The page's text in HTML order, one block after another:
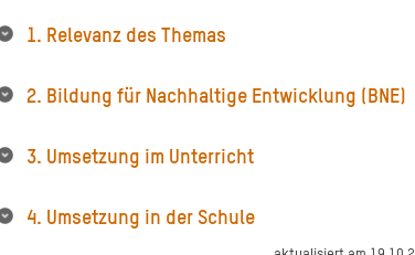
1. Relevanz des Themas
2. Bildung für Nachhaltige Entwicklung (BNE)
3. Umsetzung im Unterricht
4. Umsetzung in der Schule